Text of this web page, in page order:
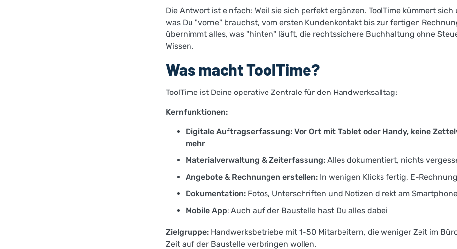
Die Antwort ist einfach: Weil sie sich perfekt ergänzen. ToolTime kümmert sich
was Du "vorne" brauchst, vom ersten Kundenkontakt bis zur fertigen
übernimmt alles, was "hinten" läuft, die rechtssichere Buchhaltung ohne
Wissen.
Was macht ToolTime?
ToolTime ist Deine operative Zentrale für den Handwerksalltag:
Kernfunktionen:
Digitale Auftragserfassung: Vor Ort mit Tablet oder Handy, keine
mehr
Materialverwaltung & Zeiterfassung: Alles dokumentiert, nichts
Angebote & Rechnungen erstellen: In wenigen Klicks fertig, E-
Dokumentation: Fotos, Unterschriften und Notizen direkt am Smartphone
Mobile App: Auch auf der Baustelle hast Du alles dabei
Zielgruppe: Handwerksbetriebe mit 1-50 Mitarbeitern, die weniger Zeit im
Zeit auf der Baustelle verbringen wollen.